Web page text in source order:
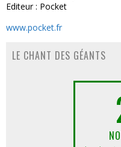
Editeur : Pocket
www.pocket.fr
LE CHANT DES GÉANTS